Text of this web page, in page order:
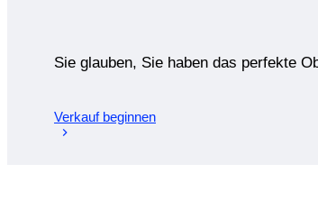
Sie glauben, Sie haben das perfekte
Verkauf beginnen